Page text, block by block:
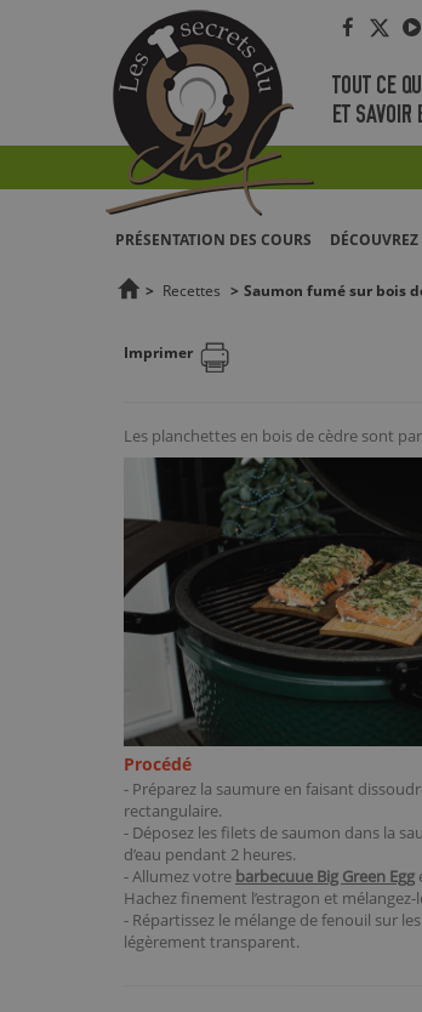
TOUT CE
ET SAVOIR
PRÉSENTATION DES COURS
> Recettes > Saumon fumé sur bois
Imprimer
Les planchettes en bois de cèdre sont
Procédé
- Préparez la saumure en faisant
rectangulaire.
- Déposez les filets de saumon dans la
d’eau pendant 2 heures.
- Allumez votre barbecuue Big Green Egg
Hachez finement l’estragon et
- Répartissez le mélange de fenouil sur
légèrement transparent.